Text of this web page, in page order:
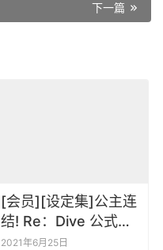
下一篇
[会员][设定集]公主连
结! Re：Dive 公式ア
ートワークス Vol.2
2021年6月25日